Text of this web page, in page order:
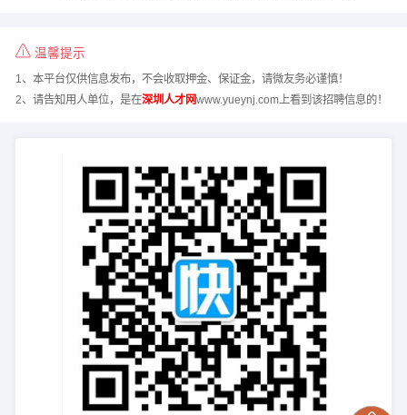
温馨提示
1、本平台仅供信息发布，不会收取押金、保证金，请微友务必谨慎！
2、请告知用人单位，是在深圳人才网www.yueynj.com上看到该招聘信息的！